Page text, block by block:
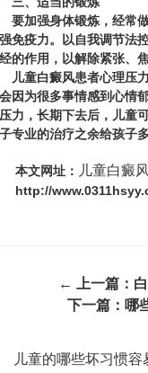
强身体锻炼，经常做
免疫力。以自我调节法
的作用，以解除紧张、
白癜风患者心理压力
因为很多事情感到心情
力，长期下去后，儿童
专业的治疗之余给孩子
本文网址： 儿童白癜
http://
← 上一篇：
下一篇： 哪
儿童的哪些坏习惯